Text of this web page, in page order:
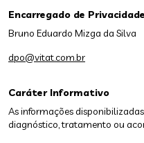
Caráter Informativo
As informações
diagnóstico, tratamento ou
Encarregado de Privacidade
Bruno Eduardo Mizga da Silva
dpo@vitat.com.br